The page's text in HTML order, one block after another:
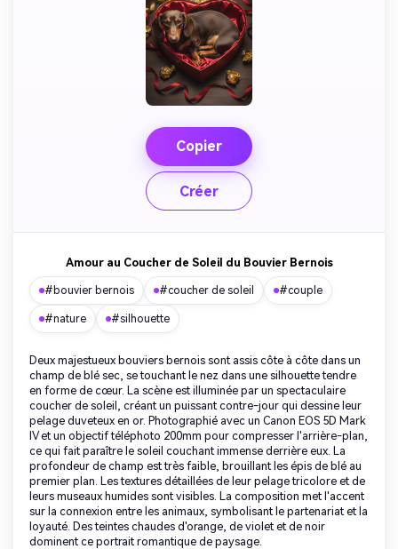
Copier
Créer
Amour au Coucher de Soleil du Bouvier Bernois
#bouvier bernois #coucher de soleil #couple
#nature #silhouette
Deux majestueux bouviers bernois sont assis côte à côte dans un
champ de blé sec, se touchant le nez dans une silhouette tendre
en forme de cœur. La scène est illuminée par un spectaculaire
coucher de soleil, créant un puissant contre-jour qui dessine leur
pelage duveteux en or. Photographié avec un Canon EOS 5D Mark
IV et un objectif téléphoto 200mm pour compresser l'arrière-plan,
ce qui fait paraître le soleil couchant immense derrière eux. La
profondeur de champ est très faible, brouillant les épis de blé au
premier plan. Les textures détaillées de leur pelage tricolore et de
leurs museaux humides sont visibles. La composition met l'accent
sur la connexion entre les animaux, symbolisant le partenariat et la
loyauté. Des teintes chaudes d'orange, de violet et de noir
dominent ce portrait romantique de paysage.